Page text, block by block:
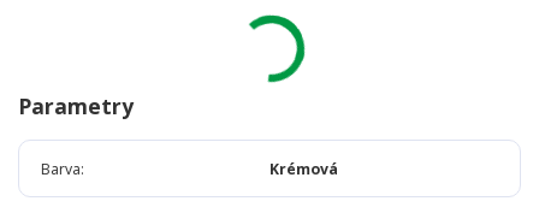
Parametry
Barva Krémová